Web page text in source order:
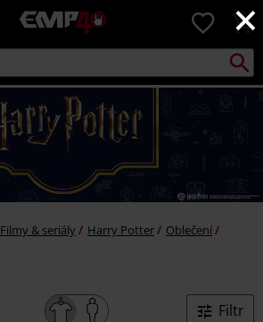
×
EMP
Hudba,
filmy
&
seriály,
Merch
hráče,
Alternativní
0
Filmy & seriály Harry Potter
Oblečení
Filtr